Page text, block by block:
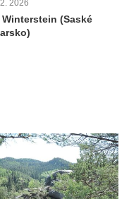
2026
Winterstein (Saské